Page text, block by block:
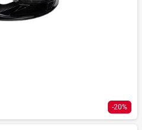
-20%